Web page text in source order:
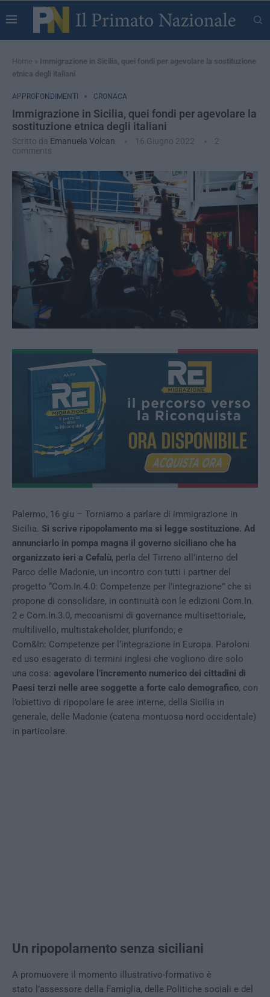
Home » Immigrazione in Sicilia, quei fondi per agevolare la sostituzione
etnica degli italiani
APPROFONDIMENTI CRONACA
Immigrazione in Sicilia, quei fondi per agevolare la
sostituzione etnica degli italiani
Scritto da Emanuela Volcan 16 Giugno 2022
2
comments
Palermo, 16 giu – Torniamo a parlare di immigrazione in
Sicilia. Si scrive ripopolamento ma si legge sostituzione. Ad
annunciarlo in pompa magna il governo siciliano che ha
organizzato ieri a Cefalù, perla del Tirreno all’interno del
Parco delle Madonie, un incontro con tutti i partner del
progetto “Com.In.4.0: Competenze per l’integrazione” che si
propone di consolidare, in continuità con le edizioni Com.In.
2 e Com.In.3.0, meccanismi di governance multisettoriale,
multilivello, multistakeholder, plurifondo; e
Com&In: Competenze per l’integrazione in Europa. Paroloni
ed uso esagerato di termini inglesi che vogliono dire solo
una cosa: agevolare l’incremento numerico dei cittadini di
Paesi terzi nelle aree soggette a forte calo demografico, con
l’obiettivo di ripopolare le aree interne, della Sicilia in
generale, delle Madonie (catena montuosa nord occidentale)
in particolare.
Un ripopolamento senza siciliani
A promuovere il momento illustrativo-formativo è
stato l’assessore della Famiglia, delle Politiche sociali e del